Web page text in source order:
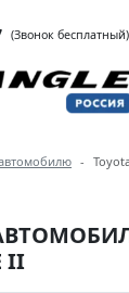
(Звонок бесплатный)
II